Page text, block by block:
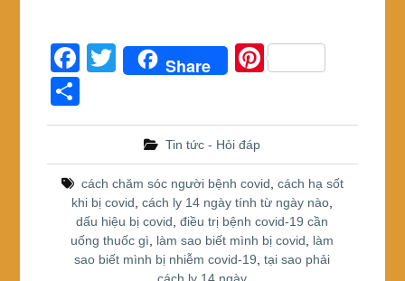
F
a
c
b
o
o
k
T
Share
Pi
st
h
e
Tin tức - Hỏi đáp
cách chăm sóc người bệnh covid cách hạ sốt
khi bị covid ,cách ly 14 ngày tính từ ngày nào
dấu hiệu bị covid ,điều trị bệnh covid-19 cần
uống thuốc gì
làm sao biết mình bị covid
làm
sao biết mình bị nhiễm covid-19 ,tại sao phải